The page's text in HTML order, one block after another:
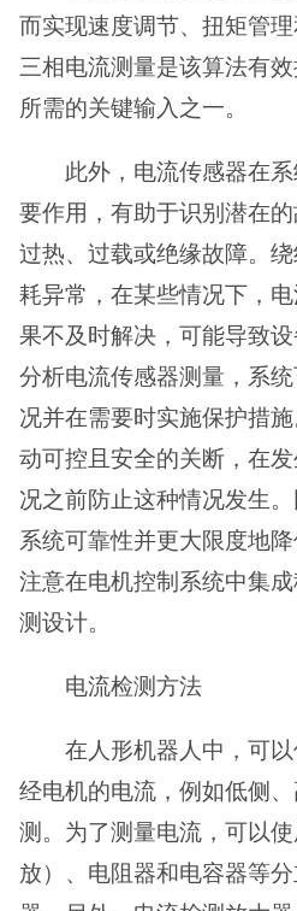
而实现速度调节、扭矩管
三相电流测量是该算法有
所需的关键输入之一。
此外，电流传感器在
要作用，有助于识别潜在
过热、过载或绝缘故障。
耗异常，在某些情况下，
果不及时解决，可能导致
分析电流传感器测量，系
况并在需要时实施保护措
动可控且安全的关断，在
况之前防止这种情况发生
系统可靠性并更大限度地
注意在电机控制系统中集
测设计。
电流检测方法
在人形机器人中，可
经电机的电流，例如低侧
测。为了测量电流，可以
放）、电阻器和电容器等